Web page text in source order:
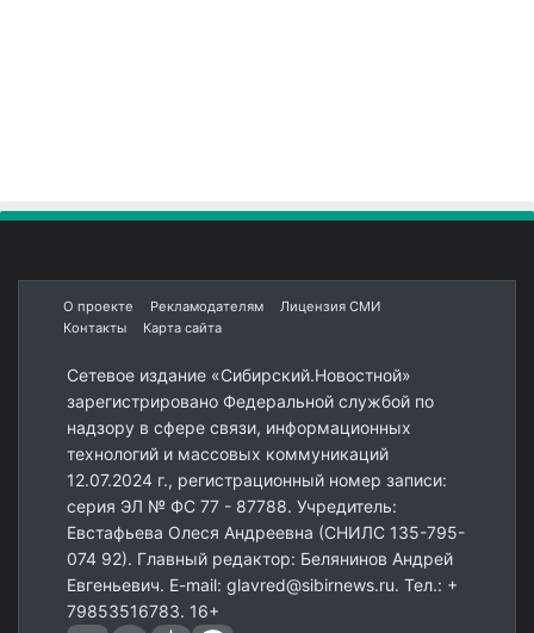
О проекте Рекламодателям
Лицензия СМИ
Контакты
Карта сайта
Сетевое издание «Сибирский.Новостной»
зарегистрировано Федеральной службой по
надзору в сфере связи, информационных
технологий и массовых коммуникаций
12.07.2024 г., регистрационный номер записи:
серия ЭЛ № ФС 77 - 87788. Учредитель:
Евстафьева Олеся Андреевна (СНИЛС 135-795-
074 92). Главный редактор: Белянинов Андрей
Евгеньевич. E-mail: glavred@sibirnews.ru. Тел.: +
79853516783. 16+